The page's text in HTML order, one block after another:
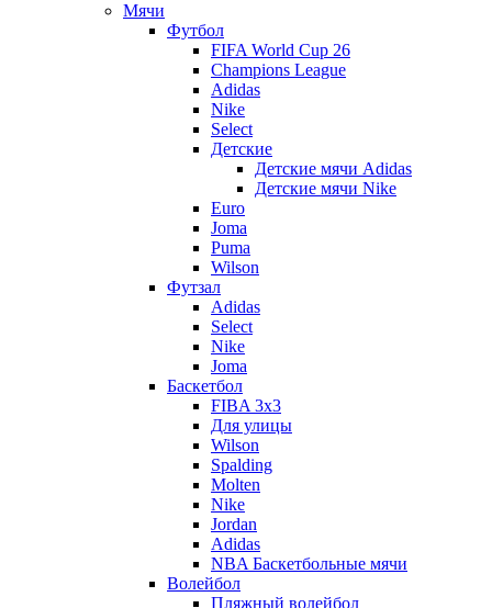
Мячи
Футбол
FIFA World Cup 26
Champions League
Adidas
Nike
Select
Детские
Детские мячи Adidas
Детские мячи Nike
Euro
Joma
Puma
Wilson
Футзал
Adidas
Select
Nike
Joma
Баскетбол
FIBA 3x3
Для улицы
Wilson
Spalding
Molten
Nike
Jordan
Adidas
NBA Баскетбольные мячи
Волейбол
Пляжный волейбол